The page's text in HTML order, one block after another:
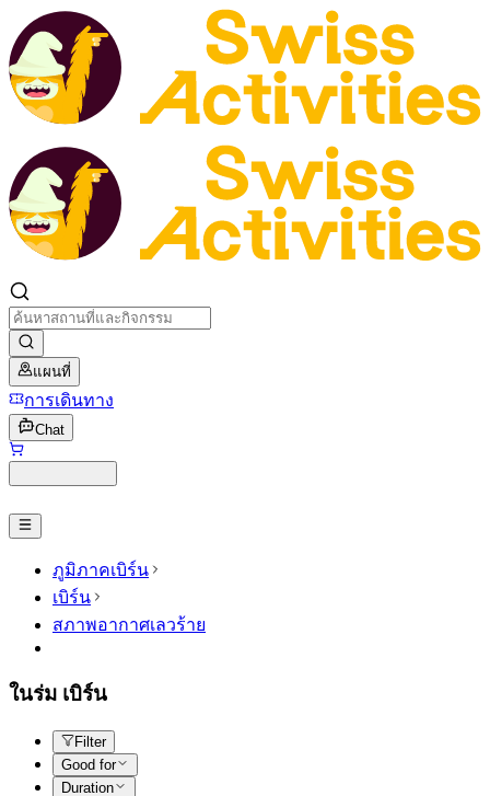
แผนที่
การเดินทาง
Chat
ภูมิภาคเบิร์น
เบิร์น
สภาพอากาศเลวร้าย
ในร่ม เบิร์น
Filter
Good for
Duration